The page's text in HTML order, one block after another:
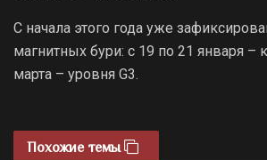
С начала этого года уже
магнитных бури: с 19 по 21 января –
марта – уровня G3.
Похожие темы